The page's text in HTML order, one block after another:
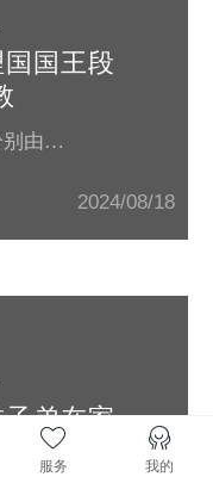
国王段
佛教从唐代开始，分别由中原内地，印度、缅甸、西藏等多条线路传入南诏、大理国境内，在漫长的历史发展过程中，有这样一个基本事实：即佛教不可避免地要与历代南诏、大理国国王发生这样或那样的联系。佛教自传入大理地区后，得到了南诏、大理国王的扶持，他们之所以扶持佛教，是因为佛教以息心去欲、清净善性为劝世宗义，能有助于南诏、大理国统治者宁邦御民的治国方略。大理国国王段智兴，是大理国段氏第18代国王，宋孝宗...
2024/08/18
弟在家
服务 我的